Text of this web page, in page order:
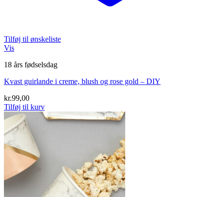
Tilføj til ønskeliste
Vis
18 års fødselsdag
Kvast guirlande i creme, blush og rose gold – DIY
kr.99,00
Tilføj til kurv